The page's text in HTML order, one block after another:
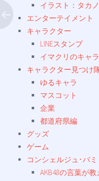
イラスト：タカ
エンターテイメント
キャラクター
LINEスタンプ
イマクリのキャ
キャラクター見つけ
ゆるキャラ
マスコット
企業
都道府県編
グッズ
ゲーム
コンシェルジュ･バミ
AKB48の言葉が